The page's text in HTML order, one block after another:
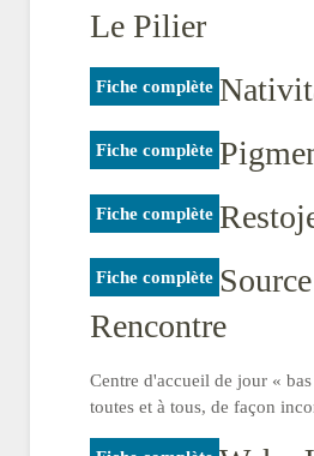
Le Pilier
Fiche complète
Fiche complète
Fiche complète
Fiche complète
Rencontre
Centre d'accueil de jour «
toutes et à tous, de façon